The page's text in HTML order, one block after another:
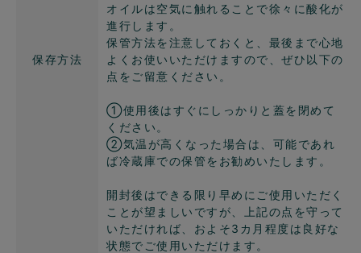
保存方法
オイルは空気に触れることで徐々に酸化が
進行します。
保管方法を注意しておくと、最後まで心地
よくお使いいただけますので、ぜひ以下の
点をご留意ください。
①使用後はすぐにしっかりと蓋を閉めて
ください。
②気温が高くなった場合は、可能であれ
ば冷蔵庫での保管をお勧めいたします。
開封後はできる限り早めにご使用いただく
ことが望ましいですが、上記の点を守って
いただければ、およそ3カ月程度は良好な
状態でご使用いただけます。